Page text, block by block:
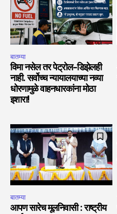
बातम्या
विमा नसेल तर पेट्रोल-डिझेलही
नाही. सर्वोच्च न्यायालयाच्या नव्या
धोरणामुळे वाहनधारकांना मोठा
इशारा!
बातम्या
आपण सारेच मूलनिवासी : राष्ट्रीय